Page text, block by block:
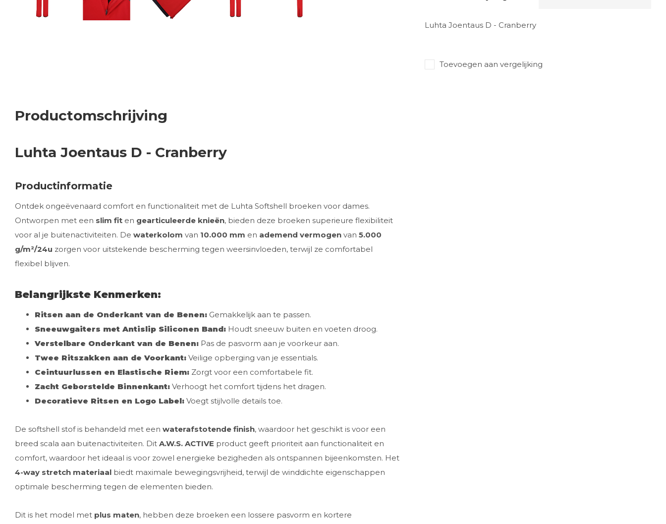
Luhta Joentaus D - Cranberry
Toevoegen aan vergelijking
Productomschrijving
Luhta Joentaus D - Cranberry
Productinformatie
Ontdek ongeëvenaard comfort en functionaliteit met de Luhta Softshell broeken voor dames.
Ontworpen met een slim fit en gearticuleerde knieën, bieden deze broeken superieure flexibiliteit
voor al je buitenactiviteiten. De waterkolom van 10.000 mm en ademend vermogen van 5.000
g/m²/24u zorgen voor uitstekende bescherming tegen weersinvloeden, terwijl ze comfortabel
flexibel blijven.
Belangrijkste Kenmerken:
Ritsen aan de Onderkant van de Benen: Gemakkelijk aan te passen.
Sneeuwgaiters met Antislip Siliconen Band: Houdt sneeuw buiten en voeten droog.
Verstelbare Onderkant van de Benen: Pas de pasvorm aan je voorkeur aan.
Twee Ritszakken aan de Voorkant: Veilige opberging van je essentials.
Ceintuurlussen en Elastische Riem: Zorgt voor een comfortabele fit.
Zacht Geborstelde Binnenkant: Verhoogt het comfort tijdens het dragen.
Decoratieve Ritsen en Logo Label: Voegt stijlvolle details toe.
De softshell stof is behandeld met een waterafstotende finish, waardoor het geschikt is voor een
breed scala aan buitenactiviteiten. Dit A.W.S. ACTIVE product geeft prioriteit aan functionaliteit en
comfort, waardoor het ideaal is voor zowel energieke bezigheden als ontspannen bijeenkomsten. Het
4-way stretch materiaal biedt maximale bewegingsvrijheid, terwijl de winddichte eigenschappen
optimale bescherming tegen de elementen bieden.
Dit is het model met plus maten, hebben deze broeken een lossere pasvorm en kortere